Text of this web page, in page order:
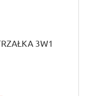
3W1